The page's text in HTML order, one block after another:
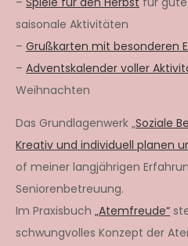
saisonale Aktivitäten
– Grußkarten mit besonderen
– Adventskalender voller
Weihnachten
Das Grundlagenwerk „Soziale
Kreativ und individuell planen
of meiner langjährigen
Seniorenbetreuung.
Im Praxisbuch „Atemfreude“
schwungvolles Konzept der